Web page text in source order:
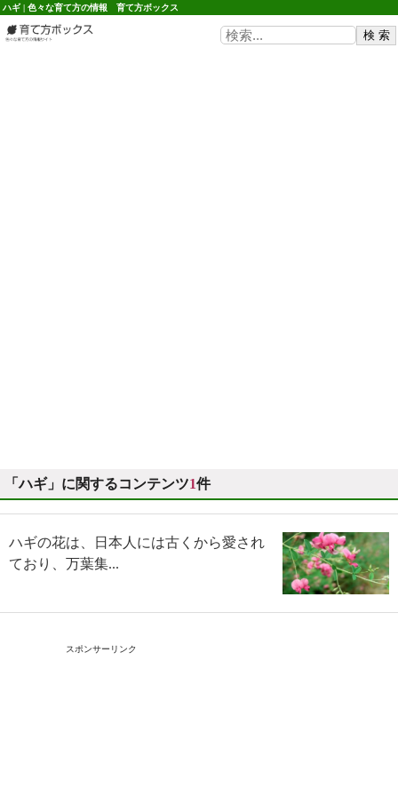
ハギ | 色々な育て方の情報 育て方ボックス
「ハギ」に関するコンテンツ1件
ハギの花は、日本人には古くから愛され
ており、万葉集...
スポンサーリンク